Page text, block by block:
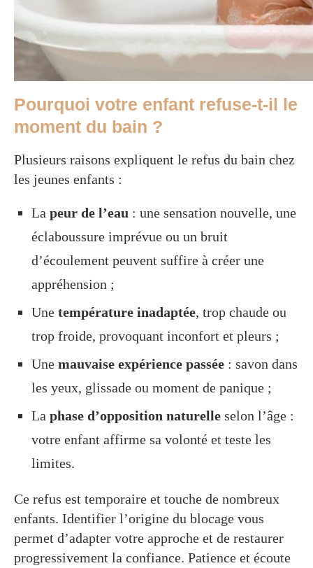
Pourquoi votre enfant refuse-t-il le
moment du bain ?
Plusieurs raisons expliquent le refus du bain chez
les jeunes enfants :
La peur de l’eau : une sensation nouvelle, une
éclaboussure imprévue ou un bruit
d’écoulement peuvent suffire à créer une
appréhension ;
Une température inadaptée, trop chaude ou
trop froide, provoquant inconfort et pleurs ;
Une mauvaise expérience passée : savon dans
les yeux, glissade ou moment de panique ;
La phase d’opposition naturelle selon l’âge :
votre enfant affirme sa volonté et teste les
limites.
Ce refus est temporaire et touche de nombreux
enfants. Identifier l’origine du blocage vous
permet d’adapter votre approche et de restaurer
progressivement la confiance. Patience et écoute